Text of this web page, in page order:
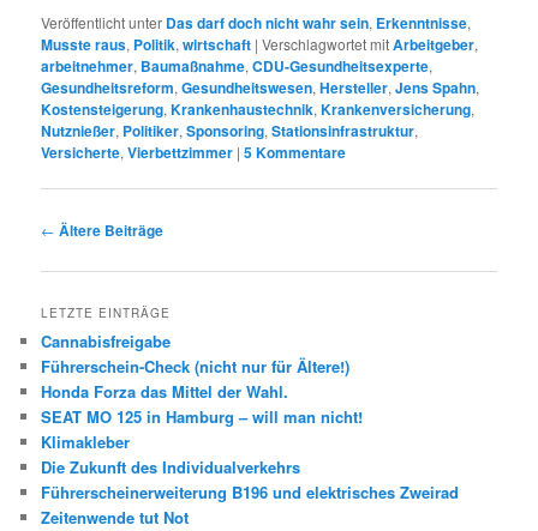
Veröffentlicht unter Das darf doch nicht wahr sein, Erkenntnisse,
Musste raus, Politik,wirtschaft |Verschlagwortet mitArbeitgeber,
arbeitnehmer, Baumaßnahme,CDU-Gesundheitsexperte,
Gesundheitsreform,Gesundheitswesen,Hersteller,Jens Spahn,
Kostensteigerung,Krankenhaustechnik,Krankenversicherung,
Nutznießer, Politiker,Sponsoring,Stationsinfrastruktur,
Versicherte,Vierbettzimmer |5Kommentare
Beitrags-
← Ältere Beiträge
LETZTE EINTRÄGE
Cannabisfreigabe
Führerschein-Check (nicht nur für Ältere!)
Honda Forza das Mittel der Wahl.
SEAT MO 125 in Hamburg – will man nicht!
Klimakleber
Die Zukunft des Individualverkehrs
Führerscheinerweiterung B196 und elektrisches Zweirad
Zeitenwende tut Not